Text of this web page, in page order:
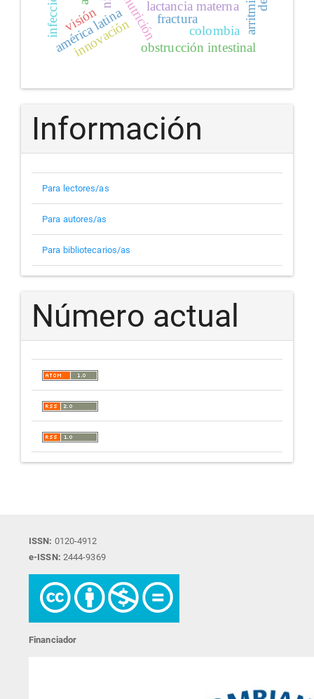
lactancia materna
nutrición arritmias
américa latina obstrucción intestinal
fractura
colombia
innovación
visión
infección
Información
Para lectores/as
Para autores/as
Para bibliotecarios/as
Número actual
ISSN: 0120-4912
e-ISSN: 2444-9369
Financiador